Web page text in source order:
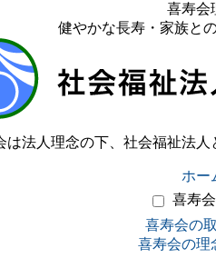
喜寿会
健やかな長寿・家族と
は法人理念の下、社会福祉法
ホー
喜寿
喜寿会の
喜寿会の理